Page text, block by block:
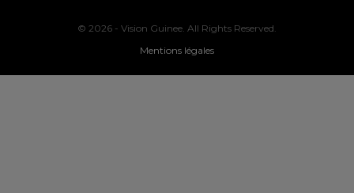
© 2026 - Vision Guinee. All Rights Reserved.
Mentions légales